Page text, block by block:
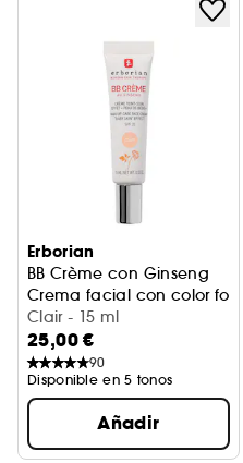
Erborian
BB Crème con Ginseng
Crema facial con color
Clair - 15 ml
25,00 €
90
Disponible en 5 tonos
Añadir